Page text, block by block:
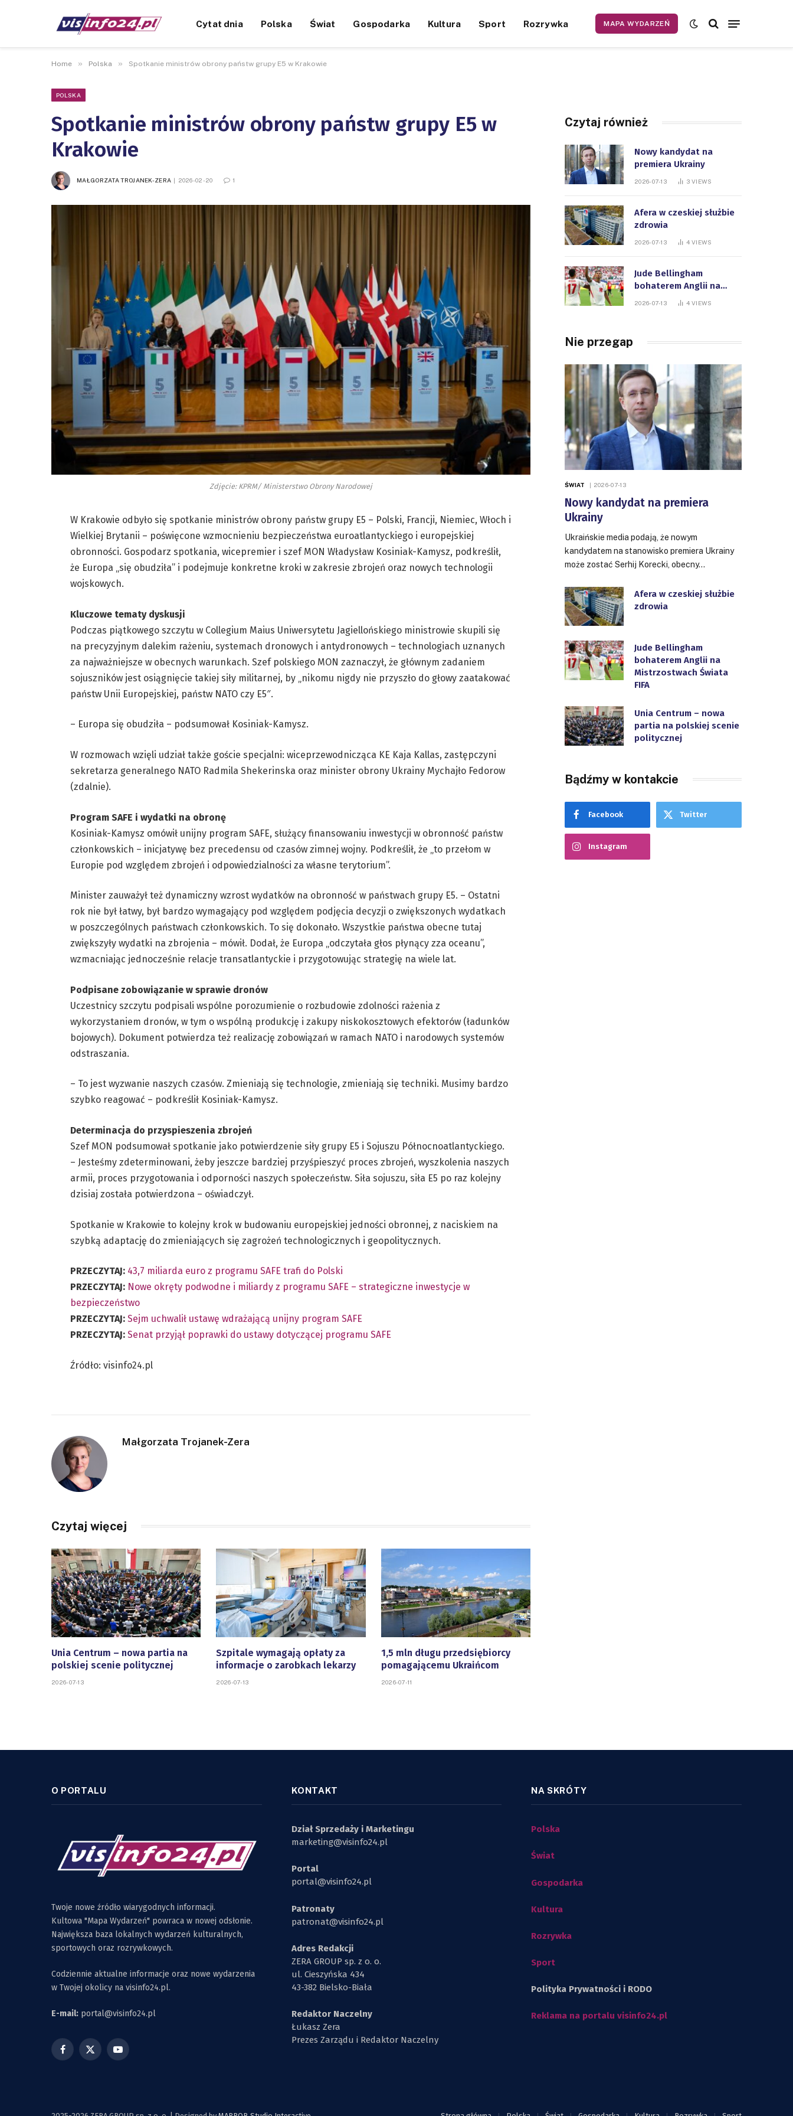
Cytat dnia Polska Świat Gospodarka Kultura Sport Rozrywka MAPA WYDARZEŃ
Home » Polska » Spotkanie ministrów obrony państw grupy E5 w Krakowie
POLSKA
Spotkanie ministrów obrony państw grupy E5 w
Krakowie
MAŁGORZATA TROJANEK-ZERA 2026-02-20 1
Zdjęcie: KPRM/ Ministerstwo Obrony Narodowej
W Krakowie odbyło się spotkanie ministrów obrony państw grupy E5 – Polski, Francji, Niemiec, Włoch i
Wielkiej Brytanii – poświęcone wzmocnieniu bezpieczeństwa euroatlantyckiego i europejskiej
obronności. Gospodarz spotkania, wicepremier i szef MON Władysław Kosiniak-Kamysz, podkreślił,
że Europa „się obudziła” i podejmuje konkretne kroki w zakresie zbrojeń oraz nowych technologii
wojskowych.
Kluczowe tematy dyskusji
Podczas piątkowego szczytu w Collegium Maius Uniwersytetu Jagiellońskiego ministrowie skupili się
na precyzyjnym dalekim rażeniu, systemach dronowych i antydronowych – technologiach uznanych
za najważniejsze w obecnych warunkach. Szef polskiego MON zaznaczył, że głównym zadaniem
sojuszników jest osiągnięcie takiej siły militarnej, by „nikomu nigdy nie przyszło do głowy zaatakować
państw Unii Europejskiej, państw NATO czy E5″.
– Europa się obudziła – podsumował Kosiniak-Kamysz.
W rozmowach wzięli udział także goście specjalni: wiceprzewodnicząca KE Kaja Kallas, zastępczyni
sekretarza generalnego NATO Radmila Shekerinska oraz minister obrony Ukrainy Mychajło Fedorow
(zdalnie).
Program SAFE i wydatki na obronę
Kosiniak-Kamysz omówił unijny program SAFE, służący finansowaniu inwestycji w obronność państw
członkowskich – inicjatywę bez precedensu od czasów zimnej wojny. Podkreślił, że „to przełom w
Europie pod względem zbrojeń i odpowiedzialności za własne terytorium”.
Minister zauważył też dynamiczny wzrost wydatków na obronność w państwach grupy E5. – Ostatni
rok nie był łatwy, był bardzo wymagający pod względem podjęcia decyzji o zwiększonych wydatkach
w poszczególnych państwach członkowskich. To się dokonało. Wszystkie państwa obecne tutaj
zwiększyły wydatki na zbrojenia – mówił. Dodał, że Europa „odczytała głos płynący zza oceanu”,
wzmacniając jednocześnie relacje transatlantyckie i przygotowując strategię na wiele lat.
Podpisane zobowiązanie w sprawie dronów
Uczestnicy szczytu podpisali wspólne porozumienie o rozbudowie zdolności rażenia z
wykorzystaniem dronów, w tym o wspólną produkcję i zakupy niskokosztowych efektorów (ładunków
bojowych). Dokument potwierdza też realizację zobowiązań w ramach NATO i narodowych systemów
odstraszania.
– To jest wyzwanie naszych czasów. Zmieniają się technologie, zmieniają się techniki. Musimy bardzo
szybko reagować – podkreślił Kosiniak-Kamysz.
Determinacja do przyspieszenia zbrojeń
Szef MON podsumował spotkanie jako potwierdzenie siły grupy E5 i Sojuszu Północnoatlantyckiego.
– Jesteśmy zdeterminowani, żeby jeszcze bardziej przyśpieszyć proces zbrojeń, wyszkolenia naszych
armii, proces przygotowania i odporności naszych społeczeństw. Siła sojuszu, siła E5 po raz kolejny
dzisiaj została potwierdzona – oświadczył.
Spotkanie w Krakowie to kolejny krok w budowaniu europejskiej jedności obronnej, z naciskiem na
szybką adaptację do zmieniających się zagrożeń technologicznych i geopolitycznych.
PRZECZYTAJ: 43,7 miliarda euro z programu SAFE trafi do Polski
PRZECZYTAJ: Nowe okręty podwodne i miliardy z programu SAFE – strategiczne inwestycje w
bezpieczeństwo
PRZECZYTAJ: Sejm uchwalił ustawę wdrażającą unijny program SAFE
PRZECZYTAJ: Senat przyjął poprawki do ustawy dotyczącej programu SAFE
Źródło: visinfo24.pl
Małgorzata Trojanek-Zera
Czytaj więcej
Unia Centrum – nowa partia na
polskiej scenie politycznej
2026-07-13
Szpitale wymagają opłaty za
informacje o zarobkach lekarzy
2026-07-13
1,5 mln długu przedsiębiorcy
pomagającemu Ukraińcom
2026-07-11
Czytaj również
Nowy kandydat na
premiera Ukrainy
2026-07-13 3 VIEWS
Afera w czeskiej służbie
zdrowia
2026-07-13 4 VIEWS
Jude Bellingham
bohaterem Anglii na
Mistrzostwach Świata
2026-07-13 4 VIEWS
Nie przegap
ŚWIAT 2026-07-13
Nowy kandydat na premiera
Ukrainy
Ukraińskie media podają, że nowym
kandydatem na stanowisko premiera Ukrainy
może zostać Serhij Korecki, obecny…
Afera w czeskiej służbie
zdrowia
Jude Bellingham
bohaterem Anglii na
Mistrzostwach Świata
FIFA
Unia Centrum – nowa
partia na polskiej scenie
politycznej
Bądźmy w kontakcie
Facebook Twitter
Instagram
O PORTALU
Twoje nowe źródło wiarygodnych informacji.
Kultowa "Mapa Wydarzeń" powraca w nowej odsłonie.
Największa baza lokalnych wydarzeń kulturalnych,
sportowych oraz rozrywkowych.
Codziennie aktualne informacje oraz nowe wydarzenia
w Twojej okolicy na visinfo24.pl.
E-mail: portal@visinfo24.pl
Facebook
X
YouTube
KONTAKT
Dział Sprzedaży i Marketingu
marketing@visinfo24.pl
Portal
portal@visinfo24.pl
Patronaty
patronat@visinfo24.pl
Adres Redakcji
ZERA GROUP sp. z o. o.
ul. Cieszyńska 434
43-382 Bielsko-Biała
Redaktor Naczelny
Łukasz Zera
Prezes Zarządu i Redaktor Naczelny
NA SKRÓTY
Polska
Świat
Gospodarka
Kultura
Rozrywka
Sport
Polityka Prywatności i RODO
Reklama na portalu visinfo24.pl